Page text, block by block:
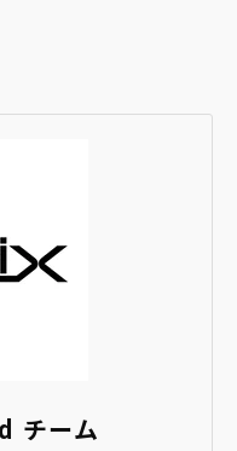
チーム